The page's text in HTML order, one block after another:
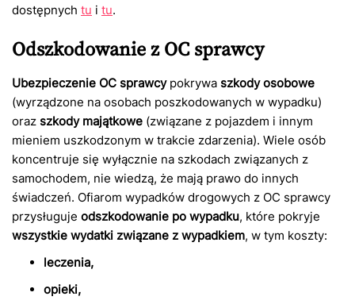
dostępnych tu i tu.
Odszkodowanie z OC sprawcy
Ubezpieczenie OC sprawcypokrywa szkody osobowe
(wyrządzone na osobach poszkodowanych w wypadku)
oraz szkody majątkowe (związane z pojazdem i innym
mieniem uszkodzonym w trakcie zdarzenia). Wiele osób
koncentruje się wyłącznie na szkodach związanych z
samochodem, nie wiedzą, że mają prawo do innych
świadczeń. Ofiarom wypadków drogowych z OC sprawcy
przysługuje odszkodowanie po wypadku, które pokryje
wszystkie wydatki związane z wypadkiem, w tym koszty:
leczenia,
opieki,